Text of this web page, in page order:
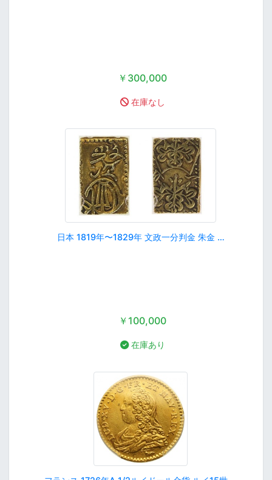
￥300,000
在庫なし
日本 1819年〜1829年 文政一分判金 朱金 …
￥100,000
在庫あり